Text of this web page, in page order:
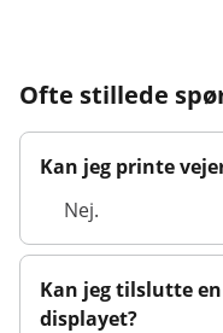
Ofte stillede
Kan jeg printe
Nej.
Kan jeg tilslutte
displayet?